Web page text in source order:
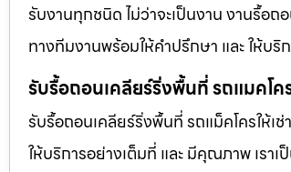
รับงานทุกชนิด ไม่ว่าจะเป็นงาน งานรื้อ
ทางทีมงานพร้อมให้คำปรึกษา และ ให้บริ
รับรื้อถอนเคลียร์ริ่งพื้นที่ รถแมคโ
รับรื้อถอนเคลียร์ริ่งพื้นที่ รถแม็คโครให้เ
ให้บริการอย่างเต็มที่ และ มีคุณภาพ เรา